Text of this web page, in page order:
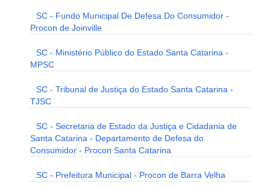
SC - Fundo Municipal De Defesa Do Consumidor -
Procon de Joinville
SC - Ministério Público do Estado Santa Catarina -
MPSC
SC - Tribunal de Justiça do Estado Santa Catarina -
TJSC
SC - Secretaria de Estado da Justiça e Cidadania de
Santa Catarina - Departamento de Defesa do
Consumidor - Procon Santa Catarina
SC - Prefeitura Municipal - Procon de Barra Velha